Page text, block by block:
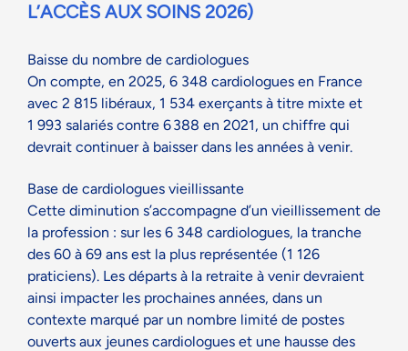
L’ACCÈS AUX SOINS 2026)
Baisse du nombre de cardiologues
On compte, en 2025, 6 348 cardiologues en France
avec 2 815 libéraux, 1 534 exerçants à titre mixte et
1 993 salariés contre 6 388 en 2021, un chiffre qui
devrait continuer à baisser dans les années à venir.
Base de cardiologues vieillissante
Cette diminution s’accompagne d’un vieillissement de
la profession : sur les 6 348 cardiologues, la tranche
des 60 à 69 ans est la plus représentée (1 126
praticiens). Les départs à la retraite à venir devraient
ainsi impacter les prochaines années, dans un
contexte marqué par un nombre limité de postes
ouverts aux jeunes cardiologues et une hausse des